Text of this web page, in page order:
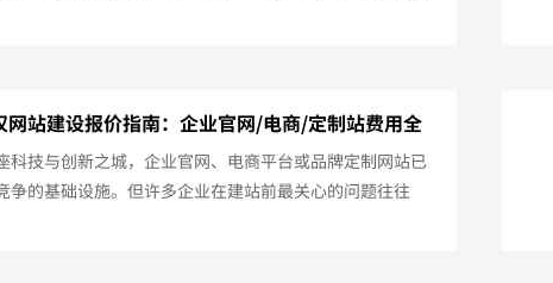
牌信息缺失、答案错误、检索不可见等问题。我们提供武
型理解的结构化...
网站建设报价指南：企业官网/电商/定制站费用全
科技与创新之城，企业官网、电商平台或品牌定制网站已
争的基础设施。但许多企业在建站前最关心的问题往往
网站建设到底多少钱？”实际上，网站建设的费用差异较